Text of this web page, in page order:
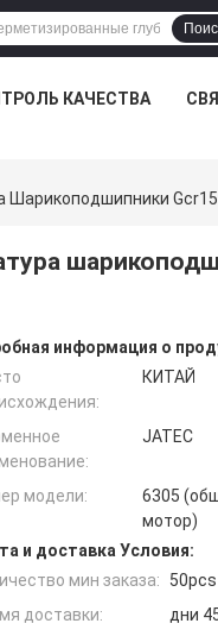
КАЧЕСТВА
Gcr15
информация о
КИТАЙ
JATEC
модели:
6305
мотор)
и доставка Условия:
мин заказа:
50pcs
доставки:
дни